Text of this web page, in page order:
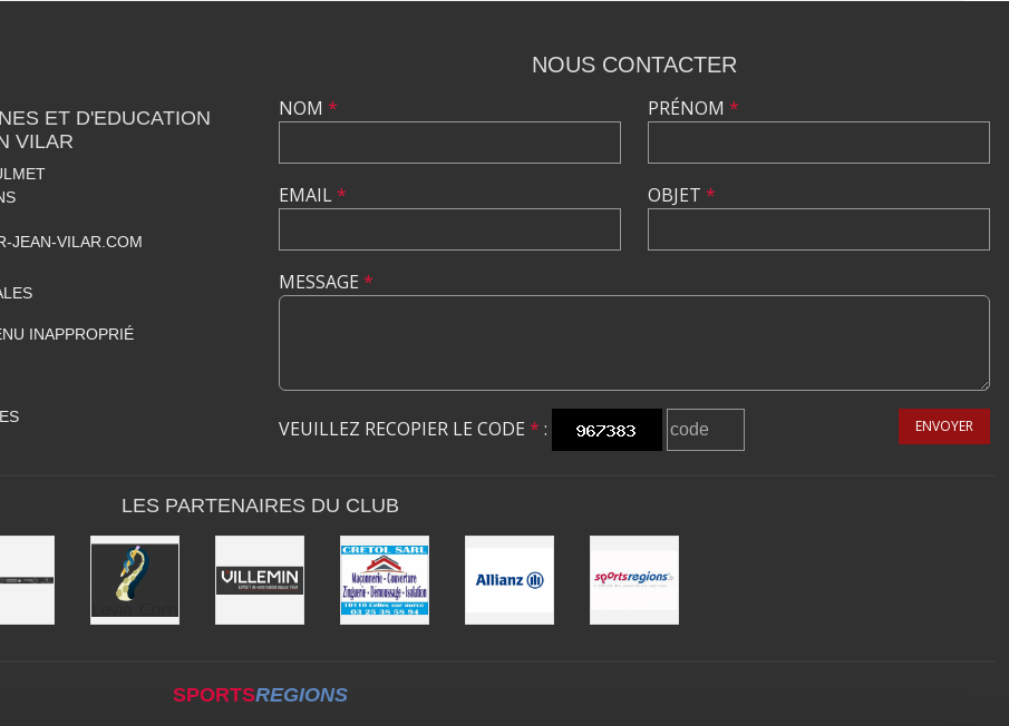
ET D'EDUCATION
VILAR
JEAN-VILAR.COM
INAPPROPRIÉ
NOUS CONTACTER
NOM *
EMAIL*
PRÉNOM *
OBJET *
MESSAGE *
VEUILLEZ RECOPIER LE CODE * : ENVOYER
LES PARTENAIRES DU CLUB
SPORTSREGIONS